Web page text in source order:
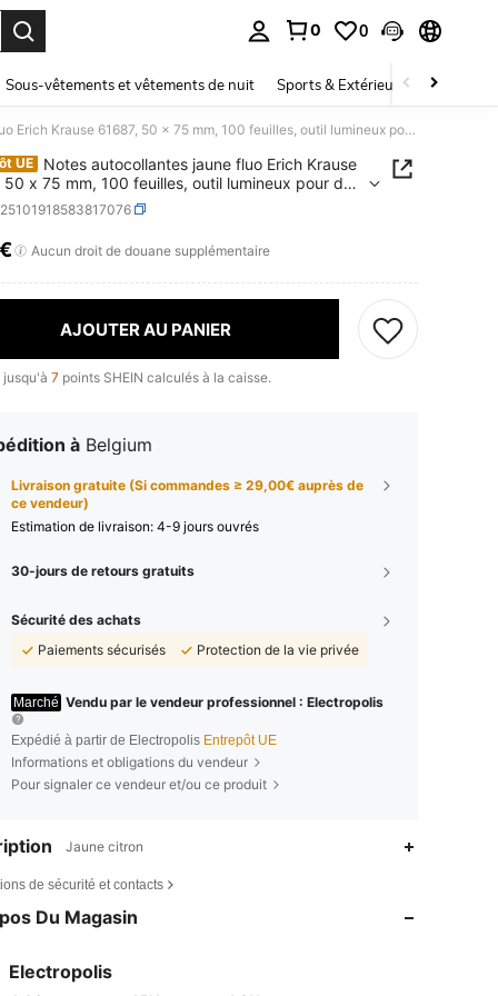
0 0
Sous-vêtements et vêtements de nuit Sports & Extérieur Enfants
Notes autocollantes jaune fluo Erich Krause 61687, 50 x 75 mm, 100 feuilles, outil lumineux pour des notes organisées
UE
Notes autocollantes jaune fluo Erich Krause
50 x 75 mm, 100 feuilles, outil lumineux pour des
AND AVAILABILITY
Aucun droit de douane supplémentaire
AJOUTER AU PANIER
jusqu'à 7 points SHEIN calculés à la caisse.
à Belgium
Livraison gratuite (Si commandes ≥ 29,00€ auprès de
ce vendeur)
Estimation de livraison: 4-9 jours ouvrés
30-jours de retours gratuits
Sécurité des achats
Paiements sécurisés
Protection de la vie privée
Marché Vendu par le vendeur professionnel : Electropolis
Expédié à partir de Electropolis Entrepôt UE
Informations et obligations du vendeur
Pour signaler ce vendeur et/ou ce produit
Jaune citron
de sécurité et contacts
Du Magasin
Electropolis
4,66